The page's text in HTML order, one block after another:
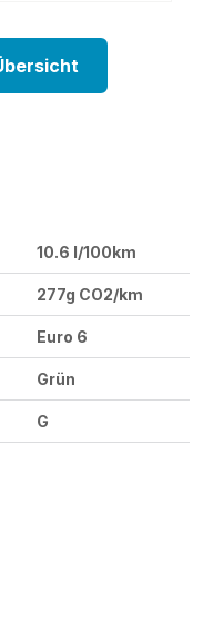
10.6 l/100km
277g CO2/km
Euro 6
Grün
G